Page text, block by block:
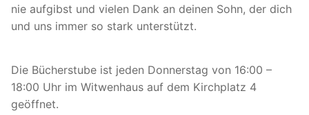
nie aufgibst und vielen Dank an deinen Sohn, der dich
und uns immer so stark unterstützt.
Die Bücherstube ist jeden Donnerstag von 16:00 –
18:00 Uhr im Witwenhaus auf dem Kirchplatz 4
geöffnet.